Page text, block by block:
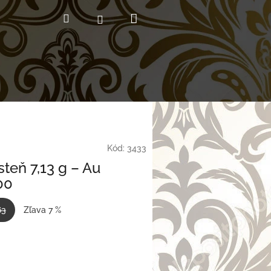
HľadaťPrihlásenieNákupný
košík
Kód: 3433
7,13 g – Au
Zľava 7 %